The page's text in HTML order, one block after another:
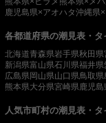
鹿児島県×アオハタ沖縄県
各都道府県の潮見表・タ
北海道青森県岩手県秋田県
新潟県富山県石川県福井県
広島県岡山県山口県鳥取県
熊本県大分県宮崎県鹿児島
人気市町村の潮見表・タ